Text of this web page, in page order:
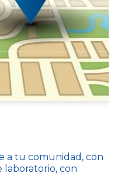
a tu comunidad, con
laboratorio, con